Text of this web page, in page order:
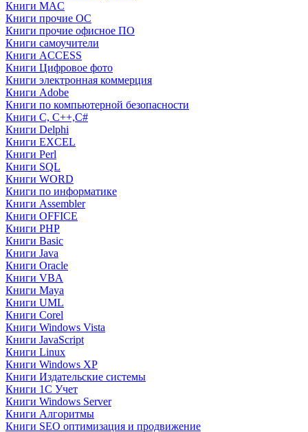
Книги MAC
Книги прочие ОС
Книги прочие офисное ПО
Книги самоучители
Книги ACCESS
Книги Цифровое фото
Книги электронная коммерция
Книги Adobe
Книги по компьютерной безопасности
Книги C, C++,С#
Книги Delphi
Книги EXCEL
Книги Perl
Книги SQL
Книги WORD
Книги по информатике
Книги Assembler
Книги OFFICE
Книги PHP
Книги Basic
Книги Java
Книги Oracle
Книги VBA
Книги Maya
Книги UML
Книги Corel
Книги Windows Vista
Книги JavaScript
Книги Linux
Книги Windows XP
Книги Издательские системы
Книги 1C Учет
Книги Windows Server
Книги Алгоритмы
Книги SEO оптимизация и продвижение